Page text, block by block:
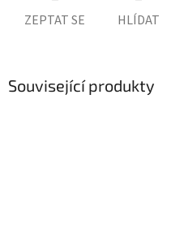
ZEPTAT SE HLÍDAT
Související produkty